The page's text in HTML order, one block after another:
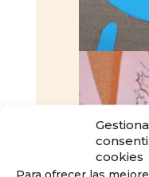
cookies
Para ofrecer las